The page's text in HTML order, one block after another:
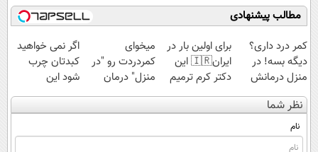
مطالب پیشنهادی
کمر درد داری؟
دیگه بسه! در
منزل درمانش
کن
(◀پرسش‌نامه)
برای اولین بار در
ایران🇮🇷 این
دکتر کرم ترمیم
کننده 23 روزه
ساخت!
میخوای
کمردردت رو "در
منزل" درمان
کنی؟ (◂فیلم +
◂پرسش‌نامه)
اگر نمی خواهید
کبدتان چرب
شود این
نوشیدنی خوش
طعم را بنوشید
نظر شما
نام